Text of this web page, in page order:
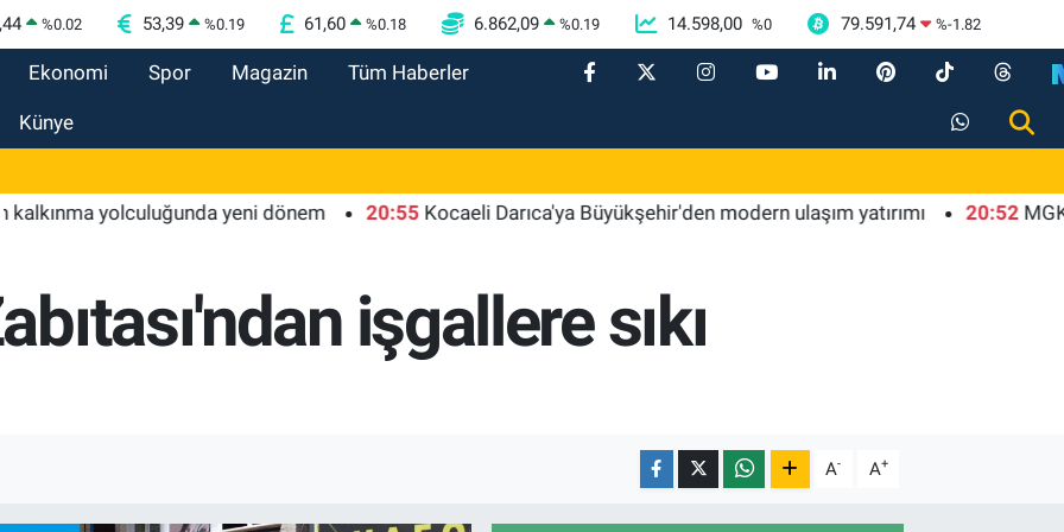
%0.02 53,39 %0.19 61,60 %0.18 6.862,09 %0.19 14.598,00 %0 79.591,74 %-1.82
Ekonomi Spor Magazin Tüm Haberler
Künye
yolculuğunda yeni dönem 20:55 Kocaeli Darıca'ya Büyükşehir'den modern ulaşım yatırımı 20:52 MGK'dan
işgallere sıkı
A- A+